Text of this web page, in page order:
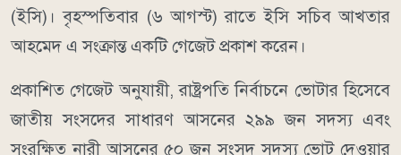
(ইসি)। বৃহস্পতিবার (৬ আগস্ট) রাতে ইসি সচিব আখতার
আহমেদ এ সংক্রান্ত একটি গেজেট প্রকাশ করেন।
প্রকাশিত গেজেট অনুযায়ী, রাষ্ট্রপতি নির্বাচনে ভোটার হিসেবে
জাতীয় সংসদের সাধারণ আসনের ২৯৯ জন সদস্য এবং
সংরক্ষিত নারী আসনের ৫০ জন সংসদ সদস্য ভোট দেওয়ার